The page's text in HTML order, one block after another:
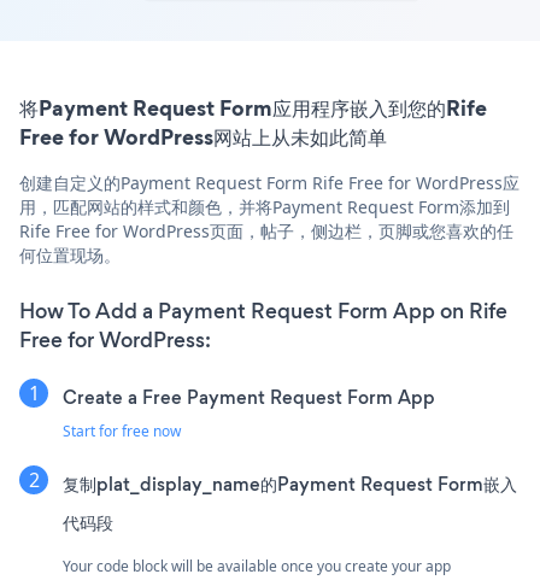
将Payment Request Form应用程序嵌入到您的Rife
Free for WordPress网站上从未如此简单
创建自定义的Payment Request Form Rife Free for WordPress应
用，匹配网站的样式和颜色，并将Payment Request Form添加到
Rife Free for WordPress页面，帖子，侧边栏，页脚或您喜欢的任
何位置现场。
How To Add a Payment Request Form App on Rife
Free for WordPress:
Create a Free Payment Request Form App
Start for free now
复制plat_display_name的Payment Request Form嵌入
代码段
Your code block will be available once you create your app